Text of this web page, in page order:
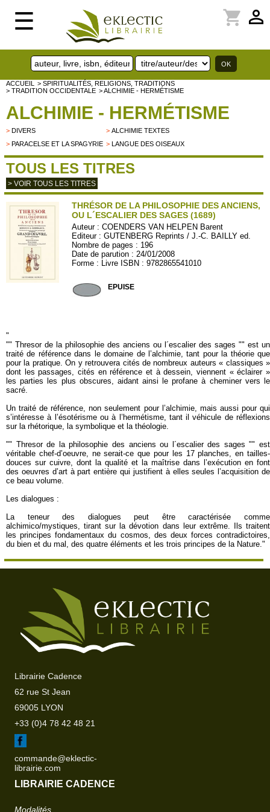
☰ perm_identity
shopping_cart
ACCUEIL
> SPIRITUALITÉS, RELIGIONS, TRADITIONS
> TRADITION OCCIDENTALE > ALCHIMIE - HERMÉTISME
ALCHIMIE - HERMÉTISME
> DIVERS >ALCHIMIE TEXTES
> PARACELSE ET LA SPAGYRIE >LANGUE DES OISEAUX
TOUS LES TITRES
> VOIR TOUS LES TITRES
THRÉSOR DE LA PHILOSOPHIE DES ANCIENS,
OU L´ESCALIER DES SAGES (1689)
Auteur :COENDERS VAN HELPEN Barent
Editeur :GUTENBERG Reprints / J.-C. BAILLY ed.
Nombre de pages : 196
Date de parution : 24/01/2008
Forme : Livre ISBN : 9782865541010
EPUISE
"
"" Thresor de la philosophie des anciens ou l´escalier des sages "" est un
traité de référence dans le domaine de l’alchimie, tant pour la théorie que
pour la pratique. On y retrouvera cités de nombreux auteurs « classiques »
dont les passages, cités en référence et à dessein, viennent « éclairer »
les parties les plus obscures, aidant ainsi le profane à cheminer vers le
sacré.
Un traité de référence, non seulement pour l’alchimie, mais aussi pour qui
s’intéresse à l’ésotérisme ou à l’hermétisme, tant il véhicule de réflexions
sur la rhétorique, la symbolique et la théologie.
"" Thresor de la philosophie des anciens ou l´escalier des sages "" est
véritable chef-d’oeuvre, ne serait-ce que pour les 17 planches, en tailles-
douces sur cuivre, dont la qualité et la maîtrise dans l’exécution en font
des oeuvres d’art à part entière qui justifient à elles seules l’acquisition de
ce beau volume.
Les dialogues :
La teneur des dialogues peut être caractérisée comme
alchimico/mystiques, tirant sur la dévotion dans leur extrême. Ils traitent
les principes fondamentaux du cosmos, des deux forces contradictoires,
du bien et du mal, des quatre éléments et les trois principes de la Nature."
Librairie Cadence
62 rue St Jean
69005 LYON
+33 (0)4 78 42 48 21
commande@eklectic-
librairie.com
LIBRAIRIE CADENCE
Modalités